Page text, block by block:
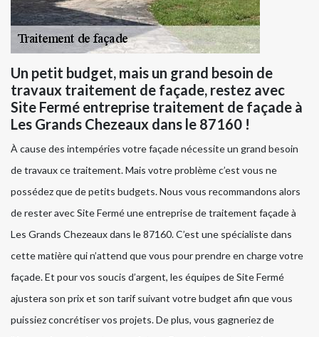
Un petit budget, mais un grand besoin de
travaux traitement de façade, restez avec
Site Fermé entreprise traitement de façade à
Les Grands Chezeaux dans le 87160 !
À cause des intempéries votre façade nécessite un grand besoin
de travaux ce traitement. Mais votre problème c’est vous ne
possédez que de petits budgets. Nous vous recommandons alors
de rester avec Site Fermé une entreprise de traitement façade à
Les Grands Chezeaux dans le 87160. C’est une spécialiste dans
cette matière qui n’attend que vous pour prendre en charge votre
façade. Et pour vos soucis d’argent, les équipes de Site Fermé
ajustera son prix et son tarif suivant votre budget afin que vous
puissiez concrétiser vos projets. De plus, vous gagneriez de